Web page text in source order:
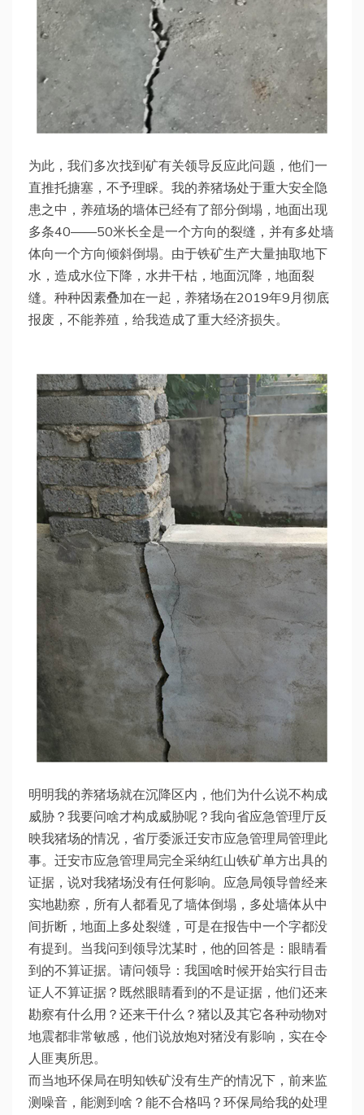
为此，我们多次找到矿有关领导反应此问题，他们一
直推托搪塞，不予理睬。我的养猪场处于重大安全隐
患之中，养殖场的墙体已经有了部分倒塌，地面出现
多条40——50米长全是一个方向的裂缝，并有多处墙
体向一个方向倾斜倒塌。由于铁矿生产大量抽取地下
水，造成水位下降，水井干枯，地面沉降，地面裂
缝。种种因素叠加在一起，养猪场在2019年9月彻底
报废，不能养殖，给我造成了重大经济损失。
明明我的养猪场就在沉降区内，他们为什么说不构成
威胁？我要问啥才构成威胁呢？我向省应急管理厅反
映我猪场的情况，省厅委派迁安市应急管理局管理此
事。迁安市应急管理局完全采纳红山铁矿单方出具的
证据，说对我猪场没有任何影响。应急局领导曾经来
实地勘察，所有人都看见了墙体倒塌，多处墙体从中
间折断，地面上多处裂缝，可是在报告中一个字都没
有提到。当我问到领导沈某时，他的回答是：眼睛看
到的不算证据。请问领导：我国啥时候开始实行目击
证人不算证据？既然眼睛看到的不是证据，他们还来
勘察有什么用？还来干什么？猪以及其它各种动物对
地震都非常敏感，他们说放炮对猪没有影响，实在令
人匪夷所思。
而当地环保局在明知铁矿没有生产的情况下，前来监
测噪音，能测到啥？能不合格吗？环保局给我的处理